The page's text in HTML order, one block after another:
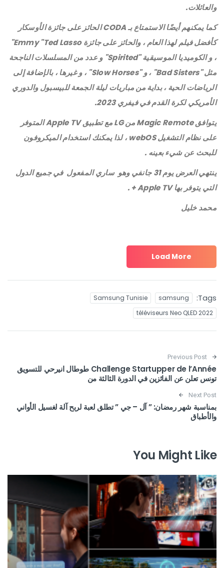
والعائلات.
كما يمكنهم أيضًا الاستمتاع بـ CODA الحائز على جائزة الأوسكار
كأفضل فيلم لهذا العام ، والحائز على جائزة Emmy "Ted Lasso"
، و الكوميديا الموسيقية "Spirited" و عدد من المسلسلات الناجحة
مثل "Bad Sisters" ، و "Slow Horses" ، و غيرها ، بالإضافة إلى
الرياضات الحية ، بداية من مباريات ليلة الجمعة للبيسبول والدوري
الأمريكي لكرة القدم في فيفري 2023.
يتوافق Magic Remote من LG مع تطبيق Apple TV المتوفر
على نظام التشغيل webOS ، لذا يمكنك استخدام الميكروفون
للبحث عن شيء بعينه .
ينتهي العرض يوم 31 جانفي وهو ساري المفعول في جميع الدول
التي يتوفر بها Apple TV + .
محمد خليل
Load More
Tags:
samsung
Samsung Tunisie
téléviseurs Neo QLED 2022
Post navigation
Previous Post
Challenge Startupper de l’Année طوطال انيرحي للتسويق
تونس تعلن عن الفائزين في الدورة الثالثة من
Next Post
بمناسبة شهر رمضان: ” آل – جي ” تطلق لعبة لربح آلة لغسيل الأواني
والأطباق
You Might Like